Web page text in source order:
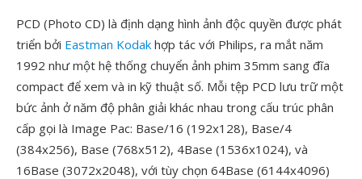
PCD (Photo CD) là định dạng hình ảnh độc quyền được phát
triển bởi Eastman Kodak hợp tác với Philips, ra mắt năm
1992 như một hệ thống chuyển ảnh phim 35mm sang đĩa
compact để xem và in kỹ thuật số. Mỗi tệp PCD lưu trữ một
bức ảnh ở năm độ phân giải khác nhau trong cấu trúc phân
cấp gọi là Image Pac: Base/16 (192x128), Base/4
(384x256), Base (768x512), 4Base (1536x1024), và
16Base (3072x2048), với tùy chọn 64Base (6144x4096)